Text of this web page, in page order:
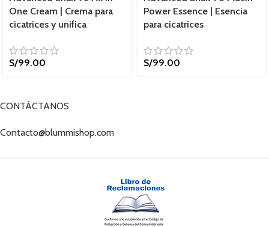
One Cream | Crema para
cicatrices y unifica
S/99.00
Power Essence | Esencia
para cicatrices
S/99.00
CONTÁCTANOS
Contacto@blummishop.com